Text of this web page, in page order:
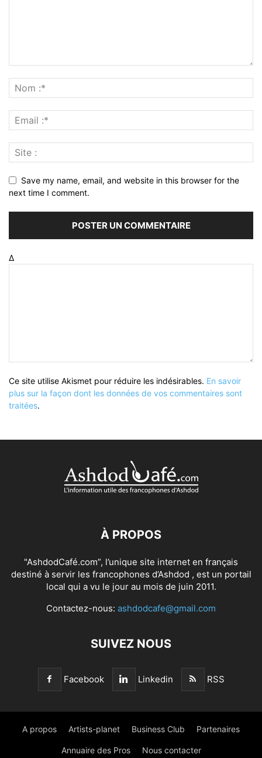
Save my name, email, and website in this browser for the
next time I comment.
Δ
Ce site utilise Akismet pour réduire les indésirables. En savoir
plus sur la façon dont les données de vos commentaires sont
traitées.
À PROPOS
"AshdodCafé.com”, l’unique site internet en français
destiné à servir les francophones d’Ashdod , est un portail
local qui a vu le jour au mois de juin 2011.
Contactez-nous: ashdodcafe@gmail.com
SUIVEZ NOUS
Facebook Linkedin RSS
A propos Artists-planet Business Club Partenaires
Annuaire des Pros Nous contacter